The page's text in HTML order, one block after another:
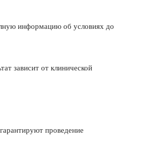
информацию об условиях до
зависит от клинической
проведение